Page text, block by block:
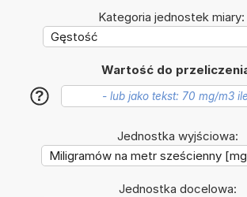
Kategoria jednostek miary:
Wartość do
?
Jednostka wyjściowa:
Jednostka docelowa: